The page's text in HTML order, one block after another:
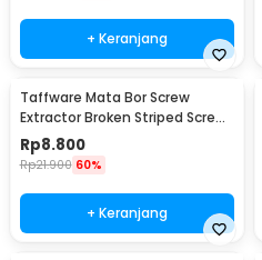
+ Keranjang
Taffware Mata Bor Screw
Extractor Broken Striped Screw
Remover 4 PCS - S2
Rp8.800
Rp21.900 60%
+ Keranjang